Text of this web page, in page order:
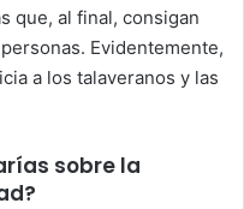
que, al final, consigan
Evidentemente,
a los talaveranos y las
sobre la